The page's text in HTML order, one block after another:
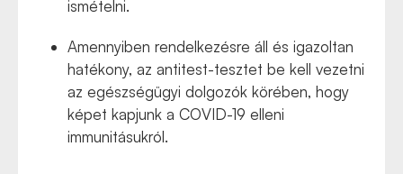
ismételni.
Amennyiben rendelkezésre áll és igazoltan
hatékony, az antitest-tesztet be kell vezetni
az egészségügyi dolgozók körében, hogy
képet kapjunk a COVID-19 elleni
immunitásukról.